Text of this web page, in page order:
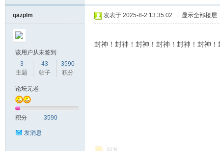
qazplm
该用户从未签到
3
主题
43
帖子
3590
积分
论坛元老
积分 3590
发消息
发表于 2025-8-2 13:35:02 显示全部楼层
封神！封神！封神！封神！封神！封神